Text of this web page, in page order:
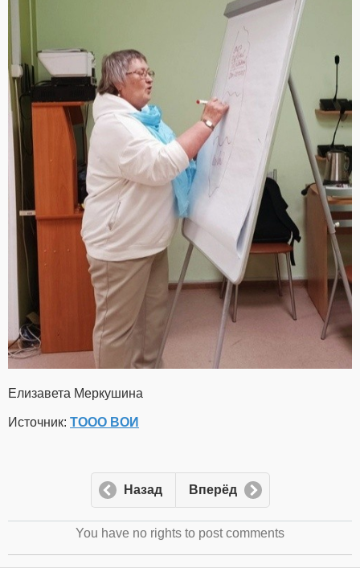
Елизавета Меркушина
Источник: ТООО ВОИ
Назад Вперёд
You have no rights to post comments